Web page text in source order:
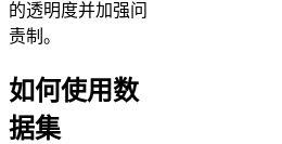
的透明度并加强问
责制。
如何使用数
据集